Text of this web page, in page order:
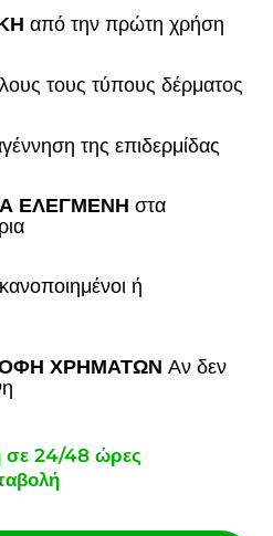
από την πρώτη χρήση
τους τύπους δέρματος
της επιδερμίδας
ΕΛΕΓΜΕΝΗ στα
ή
ΧΡΗΜΑΤΩΝ Αν δεν
σε 24/48 ώρες